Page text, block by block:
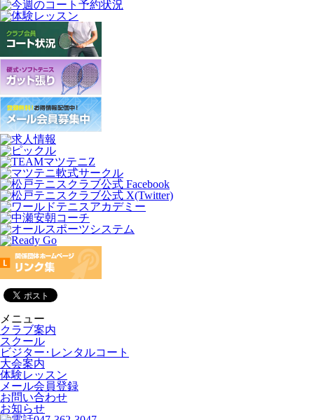
メニュー
クラブ案内
スクール
ビジター･レンタルコート
大会案内
体験レッスン
メール会員登録
お問い合わせ
お知らせ